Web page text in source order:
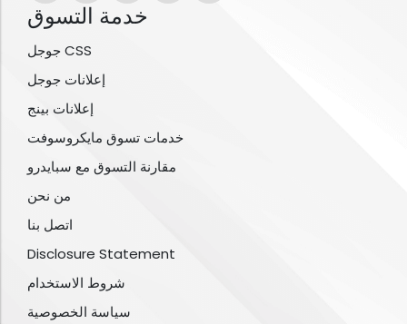
خدمة التسوق
جوجل CSS
إعلانات جوجل
إعلانات بينج
خدمات تسوق مايكروسوفت
مقارنة التسوق مع سبايدرو
من نحن
اتصل بنا
Disclosure Statement
شروط الاستخدام
سياسة الخصوصية